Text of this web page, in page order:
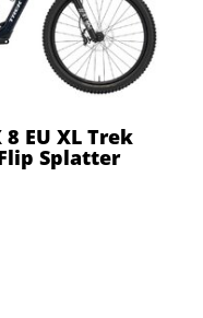
8 EU XL Trek
Splatter